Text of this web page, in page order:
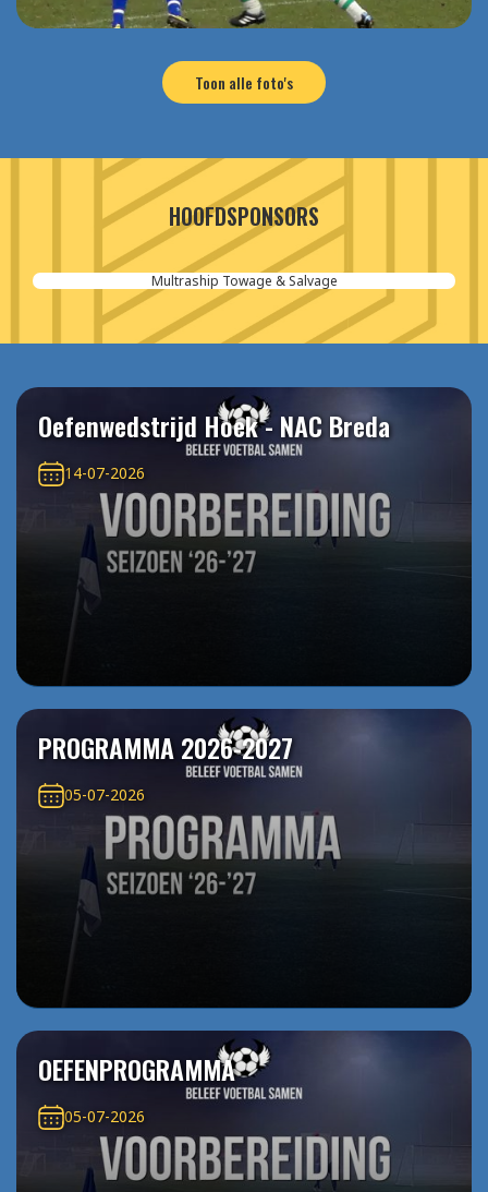
Toon alle foto's
HOOFDSPONSORS
Multraship Towage & Salvage
Oefenwedstrijd Hoek - NAC Breda
14-07-2026
PROGRAMMA 2026-2027
05-07-2026
OEFENPROGRAMMA
05-07-2026